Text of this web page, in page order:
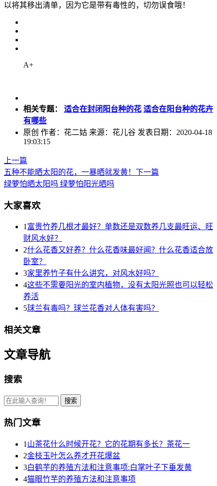
以将其移出清单，因为它是带有毒性的，切勿误食哦！
A+
相关专题： 适合在封闭阳台种的花 适合在阳台种的花卉
有哪些
原创 作者：花二姑 来源：花儿谷 发表日期：2020-04-18
19:03:15
上一篇
五种不能晒太阳的花，一暴晒就发黄！ 下一篇
绿萝怕晒太阳吗 绿萝怕阳光晒吗
大家喜欢
1 富贵竹养几根才最好？单数还是双数养几支最旺运、旺
财风水好？
2什么花香又好养？什么花香味最好闻？什么花香适合放
卧室？
3家里养竹子有什么讲究，对风水好吗？
4这些不需要阳光的室内植物，没有太阳光照也可以轻松
养活
5球兰有毒吗？球兰花香对人体有害吗？
相关文章
文章导航
搜索
热门文章
1 山茶花什么时候开花？它的花期有多长？茶花一
2金枝玉叶怎么养才开花爆盆
3白鹤芋的养殖方法和注意事项:白掌叶子下垂发黄
4猫眼竹芋的养殖方法和注意事项